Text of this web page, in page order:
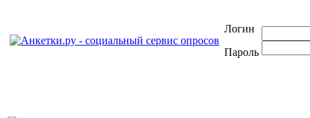
Логин
Пароль